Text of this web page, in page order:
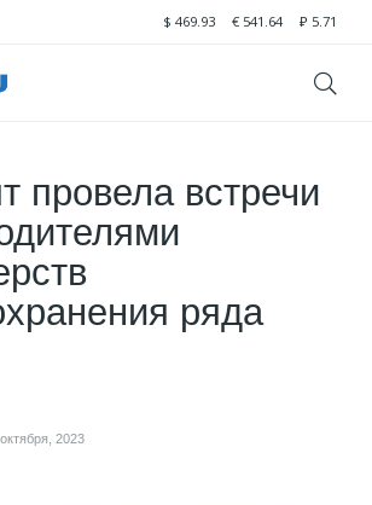
$ 469.93 € 541.64 ₽ 5.71
провела встречи
ряда
2023